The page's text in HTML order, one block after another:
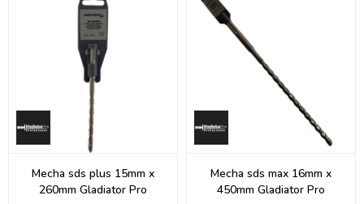
Mecha sds plus 15mm x
260mm Gladiator Pro
Mecha sds max 16mm x
450mm Gladiator Pro